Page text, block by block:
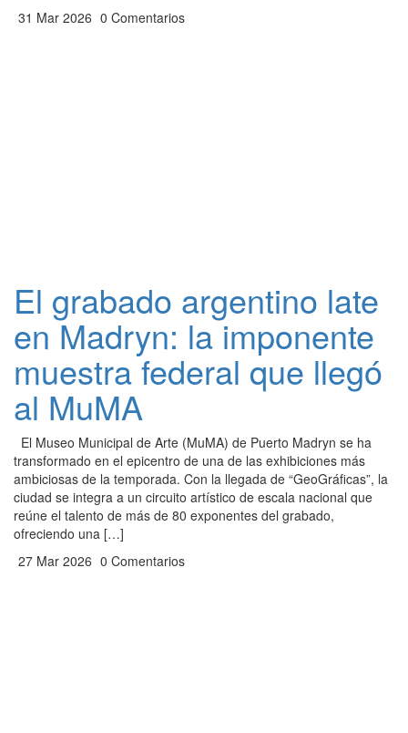
31 Mar 2026 0 Comentarios
El grabado argentino late
en Madryn: la imponente
muestra federal que llegó
al MuMA
El Museo Municipal de Arte (MuMA) de Puerto Madryn se ha
transformado en el epicentro de una de las exhibiciones más
ambiciosas de la temporada. Con la llegada de “GeoGráficas”, la
ciudad se integra a un circuito artístico de escala nacional que
reúne el talento de más de 80 exponentes del grabado,
ofreciendo una […]
27 Mar 2026 0 Comentarios